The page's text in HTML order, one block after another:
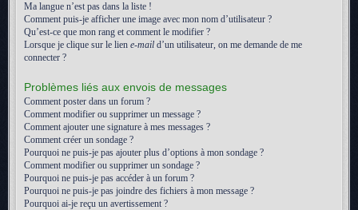
Ma langue n’est pas dans la liste !
Comment puis-je afficher une image avec mon nom d’utilisateur ?
Qu’est-ce que mon rang et comment le modifier ?
Lorsque je clique sur le lien e-mail d’un utilisateur, on me demande de me
connecter ?
Problèmes liés aux envois de messages
Comment poster dans un forum ?
Comment modifier ou supprimer un message ?
Comment ajouter une signature à mes messages ?
Comment créer un sondage ?
Pourquoi ne puis-je pas ajouter plus d’options à mon sondage ?
Comment modifier ou supprimer un sondage ?
Pourquoi ne puis-je pas accéder à un forum ?
Pourquoi ne puis-je pas joindre des fichiers à mon message ?
Pourquoi ai-je reçu un avertissement ?